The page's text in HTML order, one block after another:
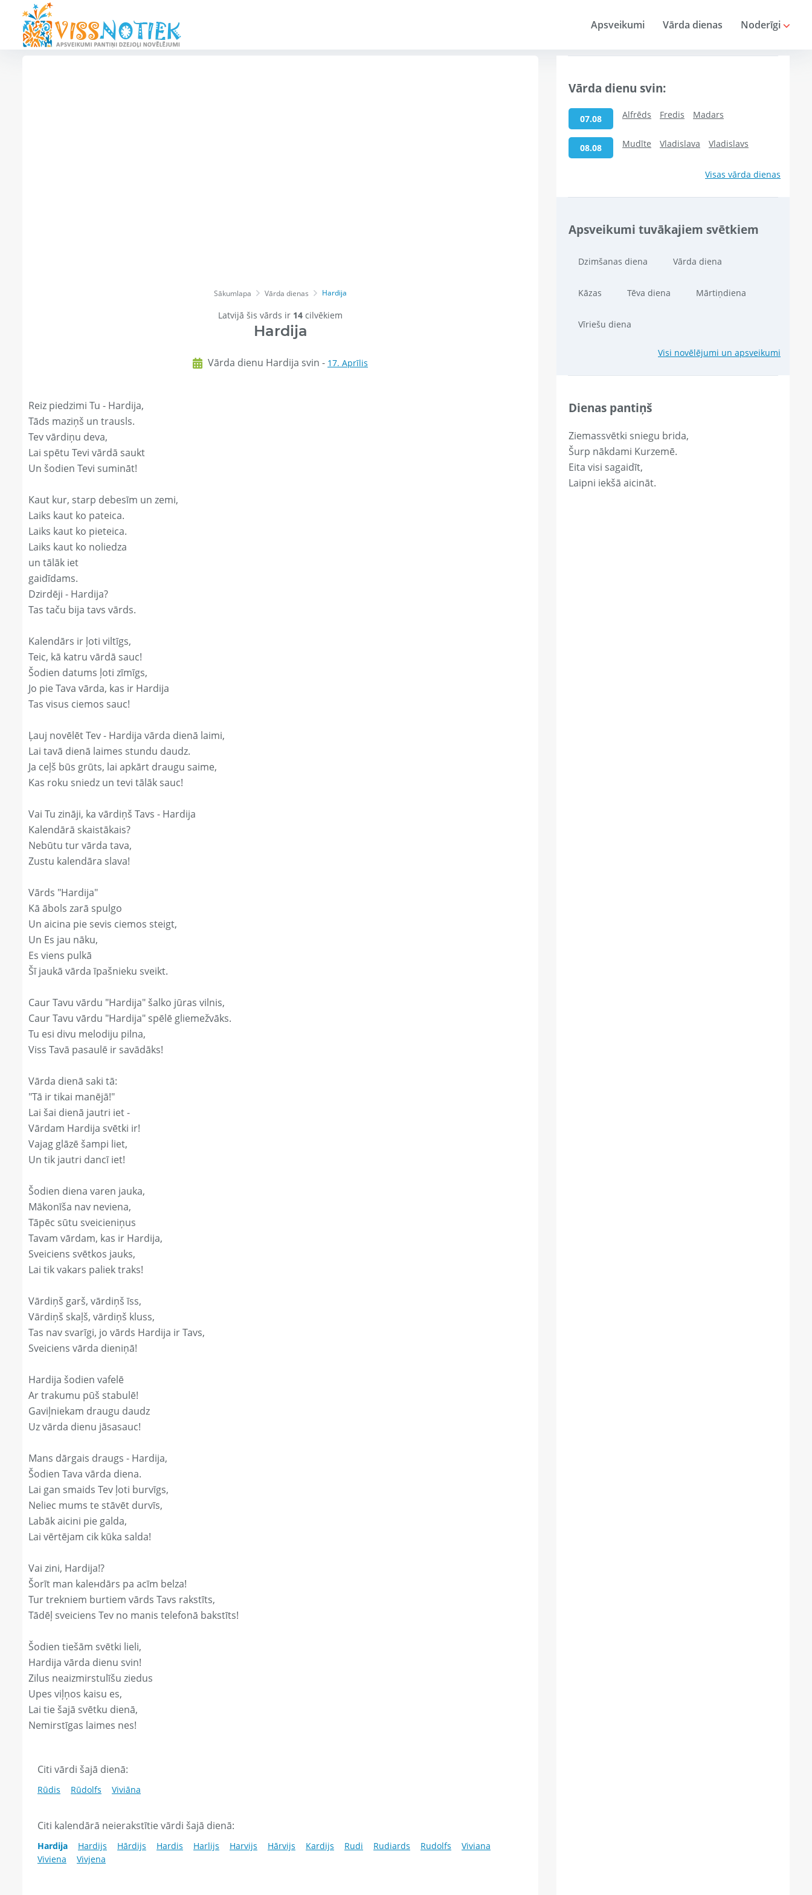
Apsveikumi Vārda dienas Noderīgi
Sākumlapa Vārda dienas Hardija
Latvijā šis vārds ir 14 cilvēkiem
Hardija
Vārda dienu Hardija svin - 17. Aprīlis
Reiz piedzimi Tu - Hardija,
Tāds maziņš un trausls.
Tev vārdiņu deva,
Lai spētu Tevi vārdā saukt
Un šodien Tevi sumināt!
Kaut kur, starp debesīm un zemi,
Laiks kaut ko pateica.
Laiks kaut ko pieteica.
Laiks kaut ko noliedza
un tālāk iet
gaidīdams.
Dzirdēji - Hardija?
Tas taču bija tavs vārds.
Kalendārs ir ļoti viltīgs,
Teic, kā katru vārdā sauc!
Šodien datums ļoti zīmīgs,
Jo pie Tava vārda, kas ir Hardija
Tas visus ciemos sauc!
Ļauj novēlēt Tev - Hardija vārda dienā laimi,
Lai tavā dienā laimes stundu daudz.
Ja ceļš būs grūts, lai apkārt draugu saime,
Kas roku sniedz un tevi tālāk sauc!
Vai Tu zināji, ka vārdiņš Tavs - Hardija
Kalendārā skaistākais?
Nebūtu tur vārda tava,
Zustu kalendāra slava!
Vārds "Hardija"
Kā ābols zarā spulgo
Un aicina pie sevis ciemos steigt,
Un Es jau nāku,
Es viens pulkā
Šī jaukā vārda īpašnieku sveikt.
Caur Tavu vārdu "Hardija" šalko jūras vilnis,
Caur Tavu vārdu "Hardija" spēlē gliemežvāks.
Tu esi divu melodiju pilna,
Viss Tavā pasaulē ir savādāks!
Vārda dienā saki tā:
"Tā ir tikai manējā!"
Lai šai dienā jautri iet -
Vārdam Hardija svētki ir!
Vajag glāzē šampi liet,
Un tik jautri dancī iet!
Šodien diena varen jauka,
Mākonīša nav neviena,
Tāpēc sūtu sveicieniņus
Tavam vārdam, kas ir Hardija,
Sveiciens svētkos jauks,
Lai tik vakars paliek traks!
Vārdiņš garš, vārdiņš īss,
Vārdiņš skaļš, vārdiņš kluss,
Tas nav svarīgi, jo vārds Hardija ir Tavs,
Sveiciens vārda dieniņā!
Hardija šodien vafelē
Ar trakumu pūš stabulē!
Gaviļniekam draugu daudz
Uz vārda dienu jāsasauc!
Mans dārgais draugs - Hardija,
Šodien Tava vārda diena.
Lai gan smaids Tev ļoti burvīgs,
Neliec mums te stāvēt durvīs,
Labāk aicini pie galda,
Lai vērtējam cik kūka salda!
Vai zini, Hardija!?
Šorīt man kaleнdārs pa acīm belza!
Tur trekniem burtiem vārds Tavs rakstīts,
Tādēļ sveiciens Tev no manis telefonā bakstīts!
Šodien tiešām svētki lieli,
Hardija vārda dienu svin!
Zilus neaizmirstulīšu ziedus
Upes viļņos kaisu es,
Lai tie šajā svētku dienā,
Nemirstīgas laimes nes!
Citi vārdi šajā dienā:
Rūdis Rūdolfs Viviāna
Citi kalendārā neierakstītie vārdi šajā dienā:
Hardija Hardijs Hārdijs Hardis Harlijs Harvijs Hārvijs Kardijs Rudi Rudiards Rudolfs
Viviana
Viviena
Vivjena
Vārda dienu svin:
07.08 Alfrēds Fredis Madars
08.08 Mudīte Vladislava Vladislavs
Visas vārda dienas
Apsveikumi tuvākajiem svētkiem
Dzimšanas diena Vārda diena
Kāzas Tēva diena Mārtiņdiena
Vīriešu diena
Visi novēlējumi un apsveikumi
Dienas pantiņš
Ziemassvētki sniegu brida,
Šurp nākdami Kurzemē.
Eita visi sagaidīt,
Laipni iekšā aicināt.